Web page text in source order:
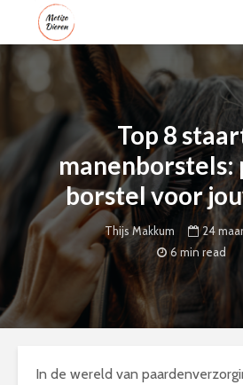
Top 8
borstel voor
Thijs Makkum
24
6 min read
In de wereld van